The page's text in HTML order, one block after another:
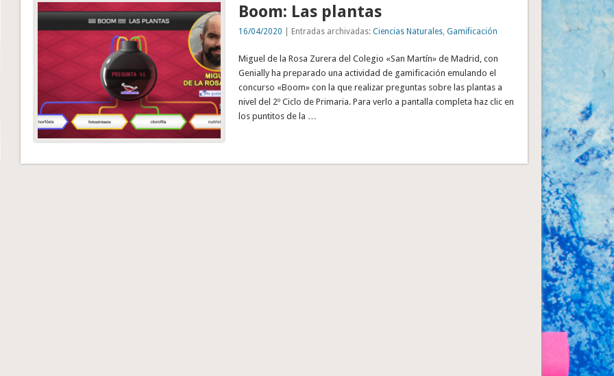
Boom: Las plantas
16/04/2020 | Entradas archivadas: Ciencias Naturales, Gamificación
Miguel de la Rosa Zurera del Colegio «San Martín» de Madrid, con
Genially ha preparado una actividad de gamificación emulando el
concurso «Boom» con la que realizar preguntas sobre las plantas a
nivel del 2º Ciclo de Primaria. Para verlo a pantalla completa haz clic en
los puntitos de la …